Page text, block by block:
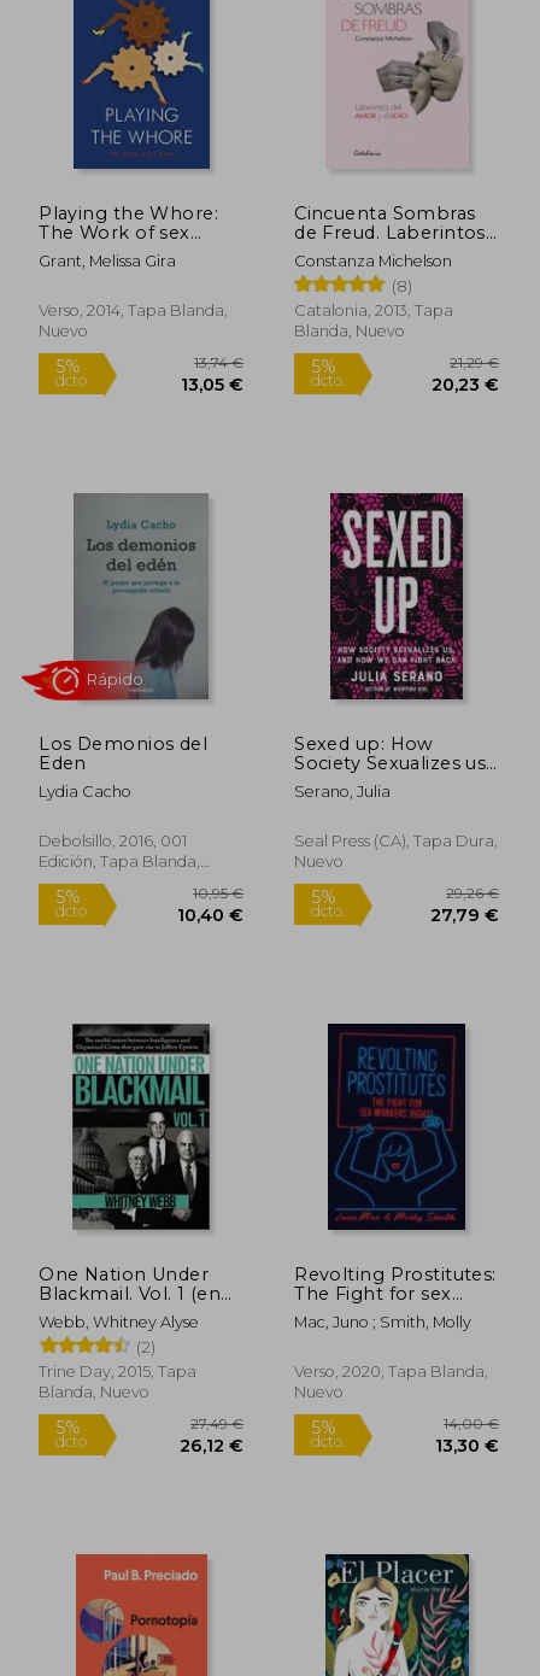
dcto.
5%
Playing the Whore:
The Work of sex
Work (en Inglés)
Grant, Melissa Gira
Verso, 2014, Tapa Blanda,
Nuevo
5%
Cincuenta Sombras
de Freud. Laberintos
del Amor y el Sexo
Constanza Michelson
(8)
Catalonia, 2013, Tapa
Blanda, Nuevo
5%
Los Demonios del
Eden
Lydia Cacho
Debolsillo, 2016, 001
Edición, Tapa Blanda,
Nuevo
5%
dcto.
10,95 €
Rápido
Sexed up: How
Society Sexualizes us,
and how we can
Fight Back (en Inglés)
Serano, Julia
Seal Press (CA), Tapa Dura,
Nuevo
5%
dcto.
One Nation Under
Blackmail. Vol. 1 (en
Inglés)
Webb, Whitney Alyse
(2)
Trine Day, 2015, Tapa
Blanda, Nuevo
Revolting Prostitutes:
The Fight for sex
Workers' Rights (en
Inglés)
Mac, Juno ; Smith, Molly
Verso, 2020, Tapa Blanda,
Nuevo